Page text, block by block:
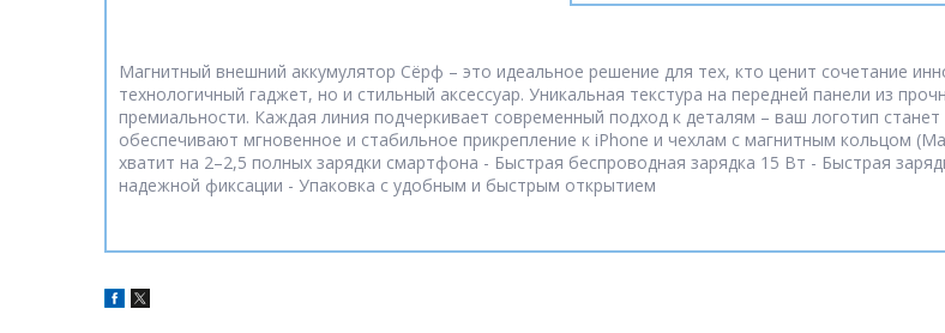
Магнитный внешний аккумулятор Сёрф – это идеальное решение для тех, кто ценит сочетание
технологичный гаджет, но и стильный аксессуар. Уникальная текстура на передней панели из
премиальности. Каждая линия подчеркивает современный подход к деталям – ваш логотип
обеспечивают мгновенное и стабильное прикрепление к iPhone и чехлам с магнитным кольцом
хватит на 2–2,5 полных зарядки смартфона - Быстрая беспроводная зарядка 15 Вт - Быстрая
надежной фиксации - Упаковка с удобным и быстрым открытием